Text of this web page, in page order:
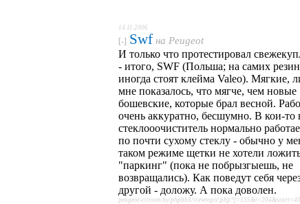
14.11.2006
[-] Swf на Peugeot
И только что протестировал
- итого, SWF (Польша; на самих
иногда стоят клейма Valeo). Мягкие,
мне показалось, что мягче, чем новые
бошевские, которые брал весной.
очень аккуратно, бесшумно. В кои-то
стеклооочиститель нормально
по почти сухому стеклу - обычно у
таком режиме щетки не хотели
"паркинг" (пока не побрызгыешь, не
возвращались). Как поведут себя
другой - доложу. А пока доволен.
peugeot-citroen.by/phpbb3/viewtopic.php?f=135&t=204&start=40